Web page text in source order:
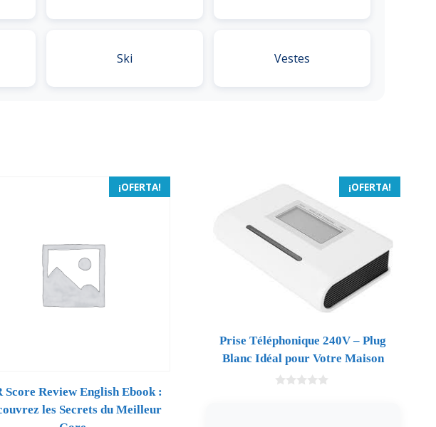
Ski Vestes
¡OFERTA!
Score Review English Ebook :
les Secrets du Meilleur
¡OFERTA!
Prise Téléphonique 240V – Plug
Blanc Idéal pour Votre Maison